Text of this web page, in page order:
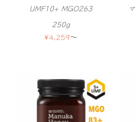
UMF10+ MGO263
250g
¥4,259〜